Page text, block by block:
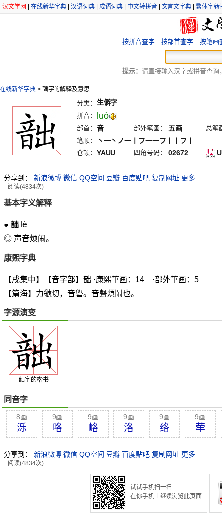
汉文学网 在线新华字典 汉语词典 成语词典 中文转拼音 文言文字典 繁体字转
按拼音查字 按部首查字 按笔画
提示： 请直接输入汉字或拼音查询
在线新华字典 > 韷字的解释及意思
分类： 生僻字
拼音： luò
部首： 音 部外笔画： 五画
总笔
笔顺：
丶一丶ノ一丨フ一一フ丨丨フ丨
仓颉： YAUU 四角号码： 02672
分享到： 新浪微博 微信 QQ空间 豆瓣 百度贴吧 复制网址 更多
阅读(4834次)
基本字义解释
● 韷 lè
◎ 声音烦闹。
康熙字典
【戌集中】【音字部】韷 ·康熙筆画：14 ·部外筆画：5
【篇海】力虢切，音礐。音聲煩鬧也。
字源演变
韷字的楷书
同音字
8画
泺
9画
咯
9画
峈
9画
洛
9画
络
9画
荦
分享到： 新浪微博 微信 QQ空间 豆瓣 百度贴吧 复制网址 更多
阅读(4834次)
试试手机扫一扫
在你手机上继续浏览此页面